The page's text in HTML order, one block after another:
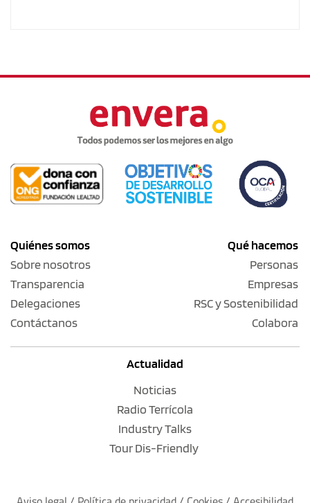
Quiénes somos
Sobre nosotros
Transparencia
Delegaciones
Contáctanos
Qué hacemos
Personas
Empresas
RSC y Sostenibilidad
Colabora
Actualidad
Noticias
Radio Terrícola
Industry Talks
Tour Dis-Friendly